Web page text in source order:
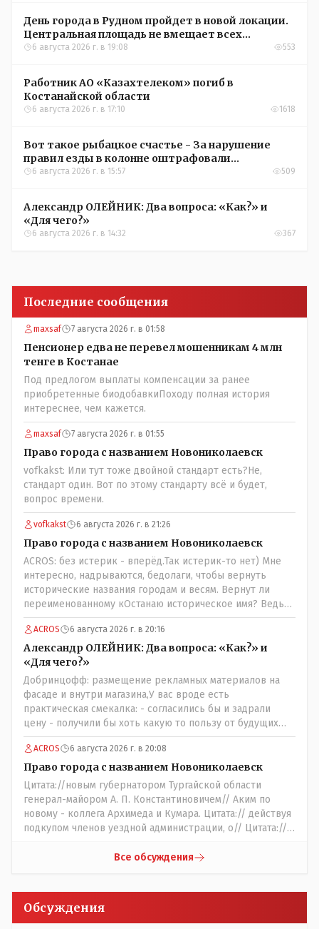
День города в Рудном пройдет в новой локации.
Центральная площадь не вмещает всех
желающих
6 августа 2026 г. в 19:08 553
Работник АО «Казахтелеком» погиб в
Костанайской области
6 августа 2026 г. в 17:10 1618
Вот такое рыбацкое счастье - За нарушение
правил езды в колонне оштрафовали
участников соревнований в Аркалыке
6 августа 2026 г. в 15:57 509
Александр ОЛЕЙНИК: Два вопроса: «Как?» и
«Для чего?»
6 августа 2026 г. в 14:32 367
Последние сообщения
maxsaf 7 августа 2026 г. в 01:58
Пенсионер едва не перевел мошенникам 4 млн
тенге в Костанае
Под предлогом выплаты компенсации за ранее
приобретенные биодобавкиПоходу полная история
интереснее, чем кажется.
maxsaf 7 августа 2026 г. в 01:55
Право города с названием Новониколаевск
vofkakst: Или тут тоже двойной стандарт есть?Не,
стандарт один. Вот по этому стандарту всё и будет,
вопрос времени.
vofkakst 6 августа 2026 г. в 21:26
Право города с названием Новониколаевск
ACROS: без истерик - вперёд.Так истерик-то нет) Мне
интересно, надрываются, бедолаги, чтобы вернуть
исторические названия городам и весям. Вернут ли
переименованному кОстанаю историческое имя? Ведь
для этого же эти она.. ономасты существуют)) Или тут
тоже двойной стандарт есть?
ACROS 6 августа 2026 г. в 20:16
Александр ОЛЕЙНИК: Два вопроса: «Как?» и
«Для чего?»
Добринцофф: размещение рекламных материалов на
фасаде и внутри магазина,У вас вроде есть
практическая смекалка: - согласились бы и задрали
цену - получили бы хоть какую то пользу от будущих
депутатов, как говориться- с паршивой овцы хоть
шерсти клок, тем более эта тётенька платила бы не со
своего кармана, а с халявных, партийных денег.- думаю
сильно не торговалась бы.
ACROS 6 августа 2026 г. в 20:08
Право города с названием Новониколаевск
Цитата://новым губернатором Тургайской области
генерал-майором А. П. Константиновичем// Аким по
новому - коллега Архимеда и Кумара. Цитата:// действуя
подкупом членов уездной администрации, о// Цитата://
Интересно: - тогда был антикорруционный комитет ???
уездного начальника, старшего и младшего помощников
и двух письмоводителей, в уездном управлении
Все обсуждения
Обсуждения